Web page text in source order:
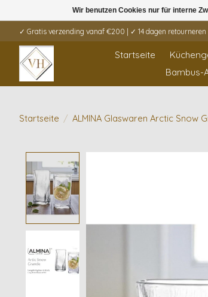
✓ Gratis verzending vanaf €200 | ✓ 14 dagen retourneren
Startseite
Bambus-
Startseite / ALMINA Glaswaren Arctic Snow
Wir benutzen Cookies nur für interne